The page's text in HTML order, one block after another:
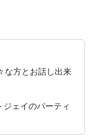
な方とお話し出来
ェイのパーティ